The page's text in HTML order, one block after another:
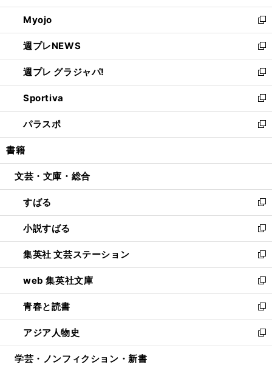
開
く
ウ
で
開
く
ン
ド
ウ
で
開
く
ウ
ィ
ン
ド
ウ
で
開
く
Myojo
新
し
い
ウ
ィ
ン
ド
ウ
で
開
週プレNEWS
新
し
い
ウ
ィ
ン
ド
ウ
開
週プレ グラジャパ!
新
し
い
ウ
ィ
ン
ウ
開
く
Sportiva
新
し
い
ウ
ン
ウ
で
開
く
パラスポ
新
し
ウ
ン
ド
ウ
で
開
く
書籍
文芸・文庫・総合
すばる
新
し
い
ウ
ィ
ン
ド
ウ
で
開
く
小説すばる
新
し
い
ウ
ィ
ン
ド
ウ
で
開
集英社 文芸ステーション
新
し
い
ウ
ィ
ン
ド
ウ
web 集英社文庫
新
し
い
ウ
ィ
ン
青春と読書
新
し
い
ウ
アジア人物史
新
し
学芸・ノンフィクション・新書